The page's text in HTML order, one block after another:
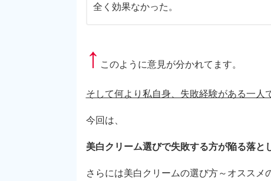
全く効果なかった。
↑ このように意見が分かれてます。
そして何より私自身、失敗経験がある一人
今回は、
美白クリーム選びで失敗する方が陥る落と
さらには美白クリームの選び方～オススメ